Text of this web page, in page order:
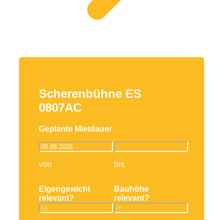
Scherenbühne ES
0807AC
Geplante Mietdauer
von bis
Eigengewicht
relevant?
Bauhöhe
relevant?